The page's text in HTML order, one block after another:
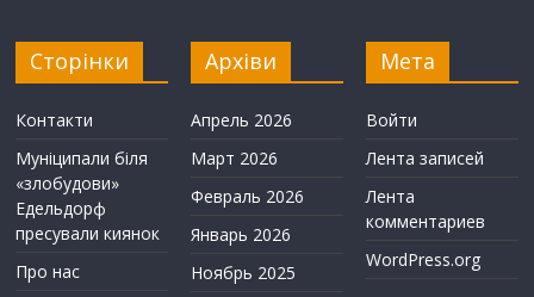
Сторінки
Контакти
Муніципали біля
«злобудови»
Едельдорф
пресували киянок
Про нас
Архіви
Апрель 2026
Март 2026
Февраль 2026
Январь 2026
Ноябрь 2025
Мета
Войти
Лента записей
Лента
комментариев
WordPress.org